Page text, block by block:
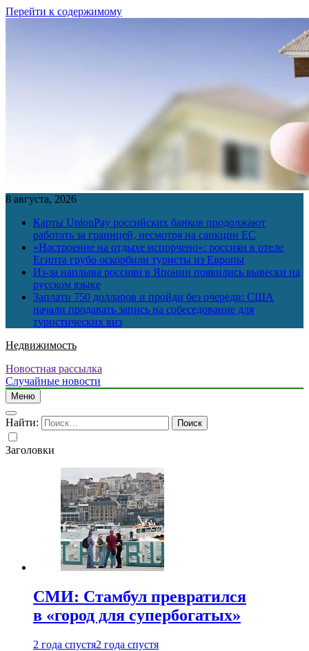
Перейти к содержимому
8 августа, 2026
Карты UnionPay российских банков продолжают
работать за границей, несмотря на санкции ЕС
«Настроение на отдыхе испорчено»: россиян в отеле
Египта грубо оскорбили туристы из Европы
Из-за наплыва россиян в Японии появились вывески на
русском языке
Заплати 750 долларов и пройди без очереди: США
начали продавать запись на собеседование для
туристических виз
Недвижимость
Новостная рассылка
Случайные новости
Меню
Найти:
Заголовки
СМИ: Стамбул превратился
в «город для супербогатых»
2 года спустя2 года спустя